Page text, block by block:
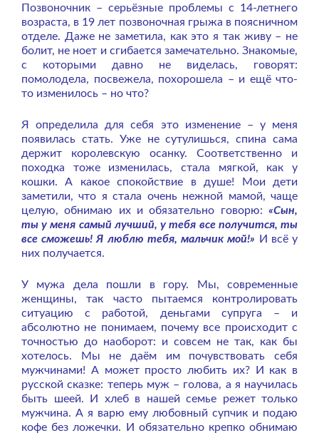
Позвоночник – серьёзные проблемы с 14-летнего
возраста, в 19 лет позвоночная грыжа в поясничном
отделе. Даже не заметила, как это я так живу – не
болит, не ноет и сгибается замечательно. Знакомые,
с которыми давно не виделась, говорят:
помолодела, посвежела, похорошела – и ещё что-
то изменилось – но что?
Я определила для себя это изменение – у меня
появилась стать. Уже не сутулишься, спина сама
держит королевскую осанку. Соответственно и
походка тоже изменилась, стала мягкой, как у
кошки. А какое спокойствие в душе! Мои дети
заметили, что я стала очень нежной мамой, чаще
целую, обнимаю их и обязательно говорю: «Сын,
ты у меня самый лучший, у тебя все получится, ты
все сможешь! Я люблю тебя, мальчик мой!» И всё у
них получается.
У мужа дела пошли в гору. Мы, современные
женщины, так часто пытаемся контролировать
ситуацию с работой, деньгами супруга – и
абсолютно не понимаем, почему все происходит с
точностью до наоборот: и совсем не так, как бы
хотелось. Мы не даём им почувствовать себя
мужчинами! А может просто любить их? И как в
русской сказке: теперь муж – голова, а я научилась
быть шеей. И хлеб в нашей семье режет только
мужчина. А я варю ему любовный супчик и подаю
кофе без ложечки. И обязательно крепко обнимаю